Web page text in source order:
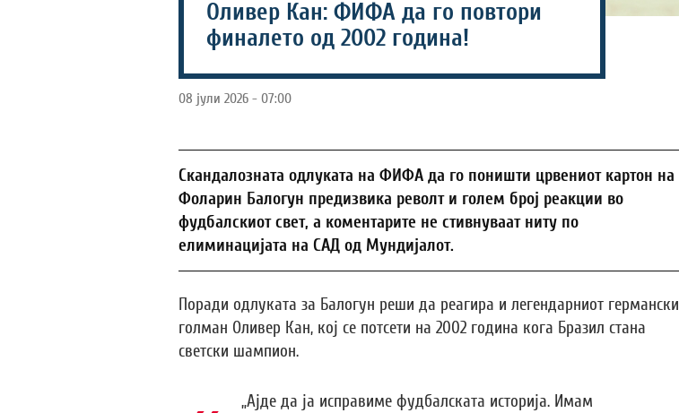
Оливер Кан: ФИФА да го повтори
финалето од 2002 година!
08 јули 2026 - 07:00
Скандалозната одлуката на ФИФА да го поништи црвениот картон на
Фоларин Балогун предизвика револт и голем број реакции во
фудбалскиот свет, а коментарите не стивнуваат ниту по
елиминацијата на САД од Мундијалот.
Поради одлуката за Балогун реши да реагира и легендарниот германски
голман Оливер Кан, кој се потсети на 2002 година кога Бразил стана
светски шампион.
„Ајде да ја исправиме фудбалската историја. Имам